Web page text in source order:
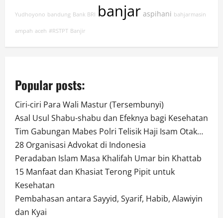
Yudhoyono bandung Bank BRI banjar aspihani bahjarmasin
ampah aceh #RSTPT Banjir
Popular posts:
Ciri-ciri Para Wali Mastur (Tersembunyi)
Asal Usul Shabu-shabu dan Efeknya bagi Kesehatan
Tim Gabungan Mabes Polri Telisik Haji Isam Otak…
28 Organisasi Advokat di Indonesia
Peradaban Islam Masa Khalifah Umar bin Khattab
15 Manfaat dan Khasiat Terong Pipit untuk
Kesehatan
Pembahasan antara Sayyid, Syarif, Habib, Alawiyin
dan Kyai